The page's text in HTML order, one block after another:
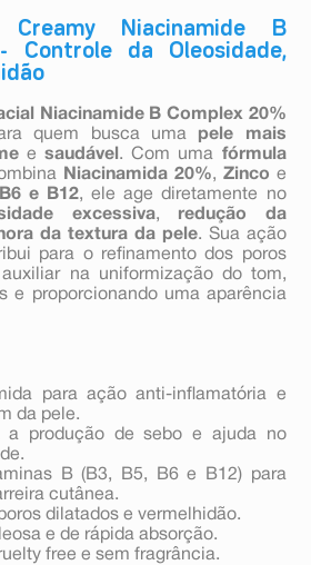
Creamy Niacinamide B
Controle da Oleosidade,
Niacinamide B Complex 20%
quem busca uma pele mais
e saudável . Com uma fórmula
Niacinamida 20%, Zinco e
e B12, ele age diretamente no
excessiva, redução da
da textura da pele. Sua ação
para o refinamento dos poros
na uniformização do tom,
e proporcionando uma aparência
para ação anti-inflamatória e
da pele.
a produção de sebo e ajuda no
B (B3, B5, B6 e B12) para
cutânea.
dilatados e vermelhidão.
e de rápida absorção.
free e sem fragrância.